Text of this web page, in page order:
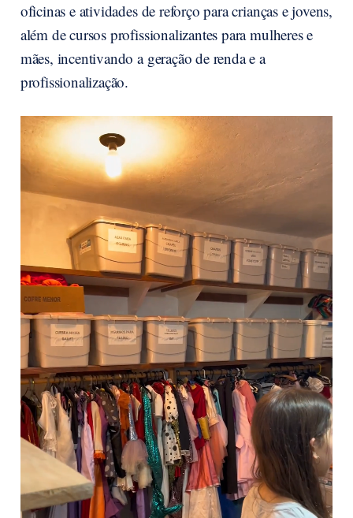
oficinas e atividades de reforço para crianças e jovens,
além de cursos profissionalizantes para mulheres e
mães, incentivando a geração de renda e a
profissionalização.